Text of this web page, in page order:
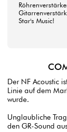
Star's Music!
Der NF Acoustic
Linie auf dem
wurde.
Unglaubliche
den GR-Sound